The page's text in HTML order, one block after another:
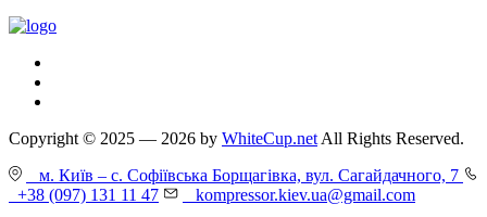
Copyright © 2025 — 2026 by WhiteCup.netAll Rights Reserved.
м. Київ – с. Софіївська Борщагівка, вул. Сагайдачного, 7
+38 (097) 131 11 47
kompressor.kiev.ua@gmail.com